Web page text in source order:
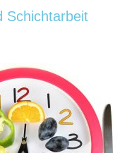
Schichtarbeit